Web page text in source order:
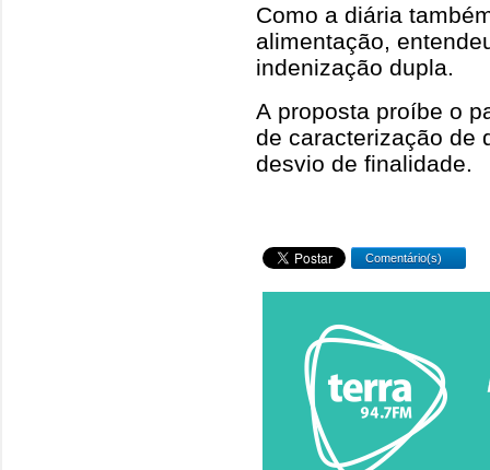
Como a diária
alimentação,
indenização dupla.
A proposta proíbe o
de caracterização de
desvio de finalidade.
Comentário(s)